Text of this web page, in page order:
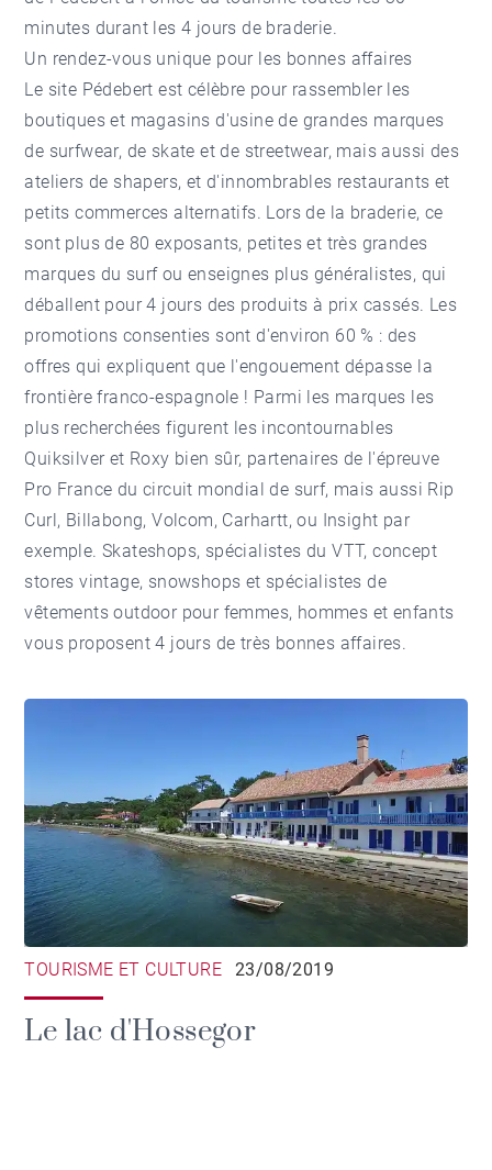
minutes durant les 4 jours de braderie.
Un rendez-vous unique pour les bonnes affaires
Le site Pédebert est célèbre pour rassembler les
boutiques et magasins d'usine de grandes marques
de surfwear, de skate et de streetwear, mais aussi des
ateliers de shapers, et d'innombrables restaurants et
petits commerces alternatifs. Lors de la braderie, ce
sont plus de 80 exposants, petites et très grandes
marques du surf ou enseignes plus généralistes, qui
déballent pour 4 jours des produits à prix cassés. Les
promotions consenties sont d'environ 60 % : des
offres qui expliquent que l'engouement dépasse la
frontière franco-espagnole ! Parmi les marques les
plus recherchées figurent les incontournables
Quiksilver et Roxy bien sûr, partenaires de l'épreuve
Pro France du circuit mondial de surf, mais aussi Rip
Curl, Billabong, Volcom, Carhartt, ou Insight par
exemple. Skateshops, spécialistes du VTT, concept
stores vintage, snowshops et spécialistes de
vêtements outdoor pour femmes, hommes et enfants
vous proposent 4 jours de très bonnes affaires.
TOURISME ET CULTURE 23/08/2019
Le lac d'Hossegor